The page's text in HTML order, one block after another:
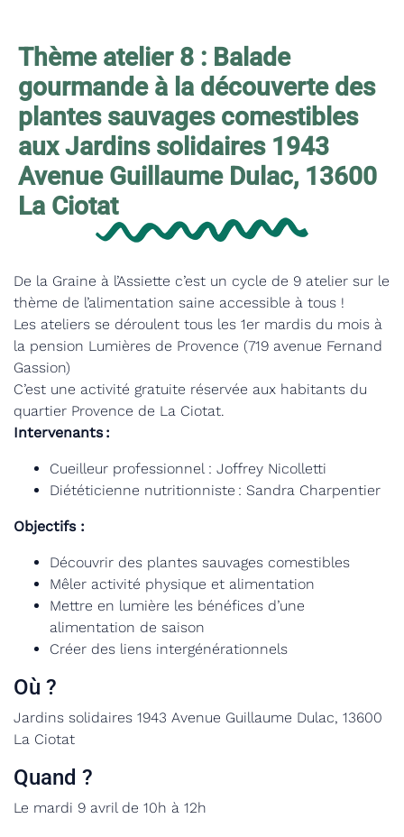
Thème atelier 8 : Balade
gourmande à la découverte des
plantes sauvages comestibles
auxJardins solidaires 1943
Avenue Guillaume Dulac, 13600
La Ciotat
De la Graine à l’Assiette c’est un cycle de 9 atelier sur le
thème de l’alimentation saine accessible à tous !
Les ateliers se déroulent tous les 1er mardis du mois à
la pension Lumières de Provence (719 avenue Fernand
Gassion)
C’est une activité gratuite réservée aux habitants du
quartier Provence de La Ciotat.
Intervenants :
Cueilleur professionnel : Joffrey Nicolletti
Diététicienne nutritionniste : Sandra Charpentier
Objectifs :
Découvrir des plantes sauvages comestibles
Mêler activité physique et alimentation
Mettre en lumière les bénéfices d’une
alimentation de saison
Créer des liens intergénérationnels
Où ?
Jardins solidaires 1943 Avenue Guillaume Dulac, 13600
La Ciotat
Quand ?
Le mardi 9 avril de 10h à 12h